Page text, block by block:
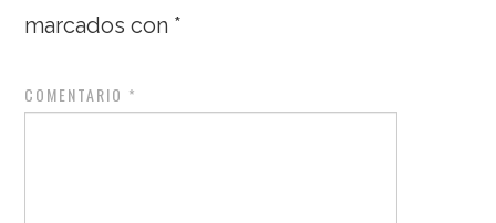
marcados con *
COMENTARIO *